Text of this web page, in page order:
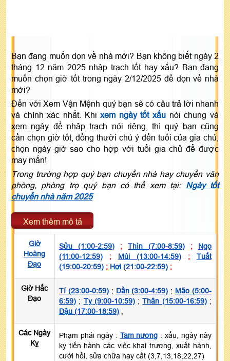
Bạn đang muốn dọn về nhà mới? Bạn không biết ngày 2
tháng 12 năm 2025 nhập trạch tốt hay xấu? Bạn đang
muốn chọn giờ tốt trong ngày 2/12/2025 đề dọn về nhà
mới?
Đến với Xem Vận Mệnh quý bạn sẽ có câu trả lời nhanh
và chính xác nhất. Khixem ngày tốt xấu nói chung và
xem ngày để nhập trạch nói riêng, thì quý bạn cũng
cần chọn giờ tốt, đồng thười chú ý đến tuổi của gia chủ,
chọn ngày giờ sao cho hợp với tuổi gia chủ để được
may mắn!
Trong trường hợp quý bạn chuyển nhà hay chuyển văn
phòng, phòng trọ quý bạn có thể xem tại: Ngày tốt
chuyển nhà năm 2025
Xem thêm mô tả
Giờ
Hoàng
Đạo
Sửu (1:00-2:59) ; Thìn (7:00-8:59) ; Ngọ
(11:00-12:59) ; Mùi (13:00-14:59) ; Tuất
(19:00-20:59) ; Hợi (21:00-22:59) ;
Giờ Hắc
Đạo
Tí (23:00-0:59); Dần (3:00-4:59) ; Mão (5:00-
6:59) ; Tỵ (9:00-10:59);Thân (15:00-16:59);
Dậu (17:00-18:59) ;
Các Ngày
Kỵ
Phạm phải ngày : Tam nương : xấu, ngày này
kỵ tiến hành các việc khai trương, xuất hành,
cưới hỏi, sửa chữa hay cất (3,7,13,18,22,27)